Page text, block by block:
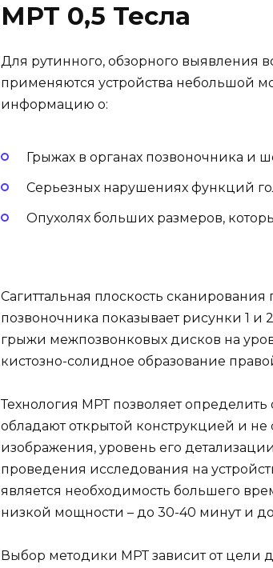
МРТ 0,5 Тесла
Для рутинного, обзорного выявления
применяются устройства небольшой
информацию о:
Грыжах в органах позвоночника и
Серьезных нарушениях функций
Опухолях больших размеров,
Сагиттальная плоскость
позвоночника показывает рисунки 1 и
грыжи межпозвонковых дисков на
кистозно-солидное образование
Технология МРТ позволяет
обладают открытой конструкцией и
изображения, уровень его
проведения исследования на
является необходимость большего
низкой мощности – до 30-40 минут и
Выбор методики МРТ зависит от цели